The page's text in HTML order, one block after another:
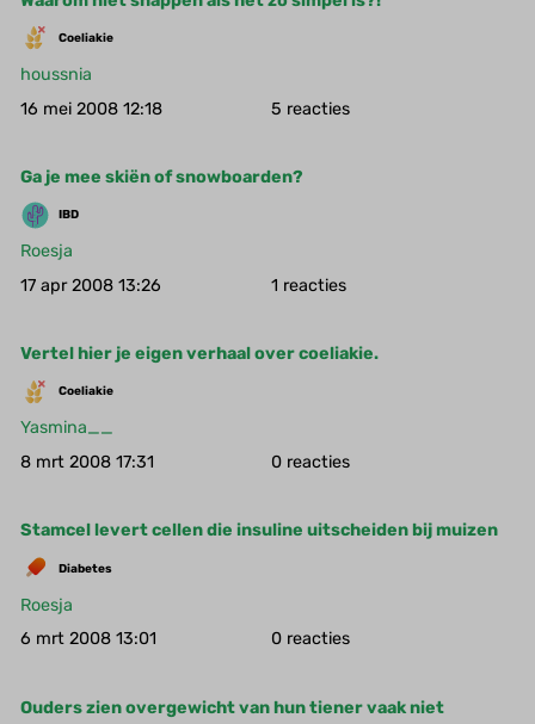
Coeliakie
houssnia
16 mei 2008 12:18
5
IBD
Ga je mee skiën of snowboarden?
Roesja
17 apr 2008 13:26
1
Coeliakie
Vertel hier je eigen verhaal over coeliakie.
Yasmina__
8 mrt 2008 17:31
0
Diabetes
Stamcel levert cellen die insuline uitscheiden bij muizen
Roesja
6 mrt 2008 13:01
0
Ouders zien overgewicht van hun tiener vaak niet